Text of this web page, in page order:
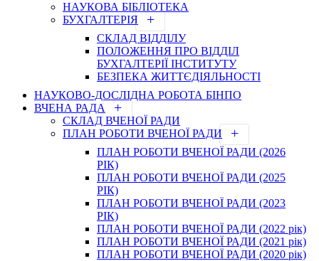
НАУКОВА БІБЛІОТЕКА
БУХГАЛТЕРІЯ
СКЛАД ВІДДІЛУ
ПОЛОЖЕННЯ ПРО ВІДДІЛ
БУХГАЛТЕРІЇ ІНСТИТУТУ
БЕЗПЕКА ЖИТТЄДІЯЛЬНОСТІ
НАУКОВО-ДОСЛІДНА РОБОТА БІНПО
ВЧЕНА РАДА
СКЛАД ВЧЕНОЇ РАДИ
ПЛАН РОБОТИ ВЧЕНОЇ РАДИ
ПЛАН РОБОТИ ВЧЕНОЇ РАДИ (2026
РІК)
ПЛАН РОБОТИ ВЧЕНОЇ РАДИ (2025
РІК)
ПЛАН РОБОТИ ВЧЕНОЇ РАДИ (2023
РІК)
ПЛАН РОБОТИ ВЧЕНОЇ РАДИ (2022 рік)
ПЛАН РОБОТИ ВЧЕНОЇ РАДИ (2021 рік)
ПЛАН РОБОТИ ВЧЕНОЇ РАДИ (2020 рік)